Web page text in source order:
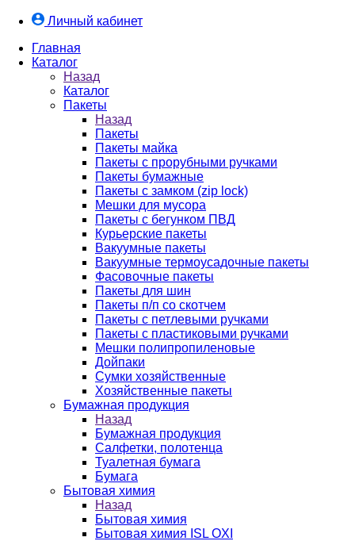
Личный кабинет
Главная
Каталог
Назад
Каталог
Пакеты
Назад
Пакеты
Пакеты майка
Пакеты с прорубными ручками
Пакеты бумажные
Пакеты с замком (zip lock)
Мешки для мусора
Пакеты с бегунком ПВД
Курьерские пакеты
Вакуумные пакеты
Вакуумные термоусадочные пакеты
Фасовочные пакеты
Пакеты для шин
Пакеты п/п со скотчем
Пакеты с петлевыми ручками
Пакеты с пластиковыми ручками
Мешки полипропиленовые
Дойпаки
Сумки хозяйственные
Хозяйственные пакеты
Бумажная продукция
Назад
Бумажная продукция
Салфетки, полотенца
Туалетная бумага
Бумага
Бытовая химия
Назад
Бытовая химия
Бытовая химия ISL OXI